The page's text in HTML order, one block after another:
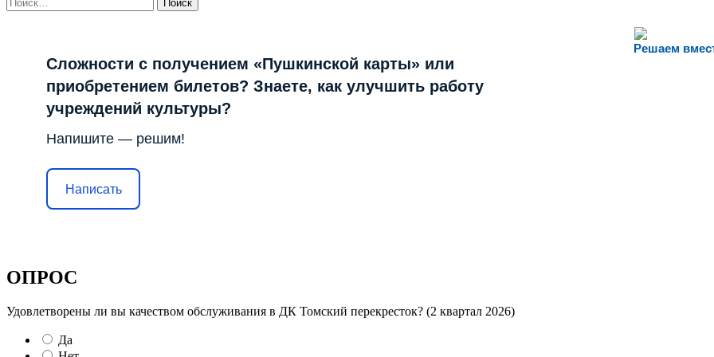
записям
Решаем
Сложности с получением «Пушкинской карты» или
приобретением билетов? Знаете, как улучшить работу
учреждений культуры?
Напишите — решим!
Написать
ОПРОС
Удовлетворены ли вы качеством обслуживания в ДК Томский перекресток? (2 квартал 2026)
Да